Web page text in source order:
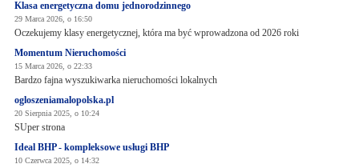
Klasa energetyczna domu jednorodzinnego
29 Marca 2026, o 16:50
Oczekujemy klasy energetycznej, która ma być wprowadzona od 2026 roki
Momentum Nieruchomości
15 Marca 2026, o 22:33
Bardzo fajna wyszukiwarka nieruchomości lokalnych
ogloszeniamalopolska.pl
20 Sierpnia 2025, o 10:24
SUper strona
Ideal BHP - kompleksowe usługi BHP
10 Czerwca 2025, o 14:32